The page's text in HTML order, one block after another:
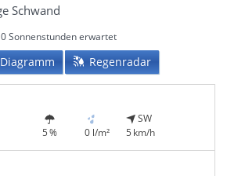
Schwand
Sonnenstunden erwartet
Diagramm Regenradar
5 % 0 l/m²
SW
5 km/h